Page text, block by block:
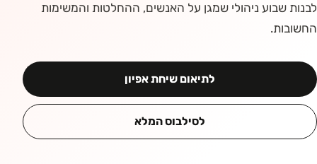
לבנות שבוע ניהולי שמגן על האנשים, ההחלטות והמשימות
החשובות.
לתיאום שיחת אפיון
לסילבוס המלא